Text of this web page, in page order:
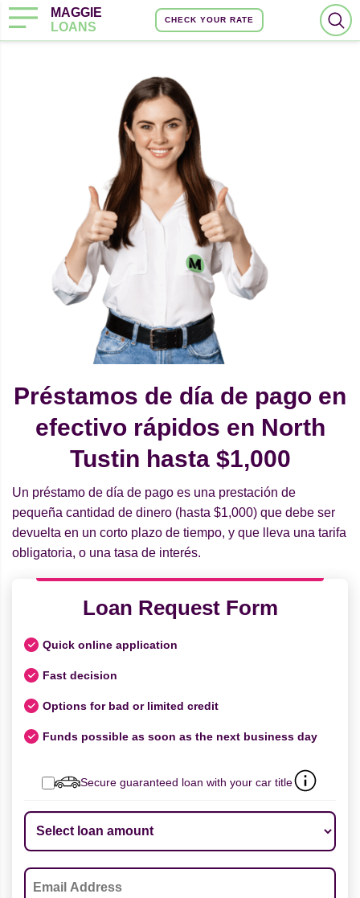
MAGGIE
LOANS
CHECK YOUR RATE
Préstamos de día de pago en
efectivo rápidos en North
Tustin hasta $1,000
Un préstamo de día de pago es una prestación de
pequeña cantidad de dinero (hasta $1,000) que debe ser
devuelta en un corto plazo de tiempo, y que lleva una tarifa
obligatoria, o una tasa de interés.
Loan Request Form
Quick online application
Fast decision
Options for bad or limited credit
Funds possible as soon as the next business day
Secure guaranteed loan with your car title